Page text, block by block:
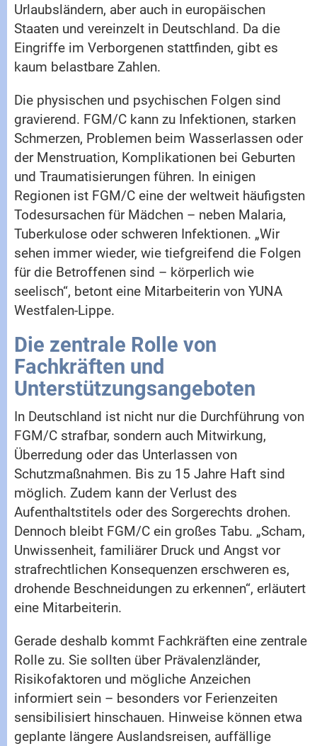
Urlaubsländern, aber auch in europäischen
Staaten und vereinzelt in Deutschland. Da die
Eingriffe im Verborgenen stattfinden, gibt es
kaum belastbare Zahlen.
Die physischen und psychischen Folgen sind
gravierend. FGM/C kann zu Infektionen, starken
Schmerzen, Problemen beim Wasserlassen oder
der Menstruation, Komplikationen bei Geburten
und Traumatisierungen führen. In einigen
Regionen ist FGM/C eine der weltweit häufigsten
Todesursachen für Mädchen – neben Malaria,
Tuberkulose oder schweren Infektionen. „Wir
sehen immer wieder, wie tiefgreifend die Folgen
für die Betroffenen sind – körperlich wie
seelisch“, betont eine Mitarbeiterin von YUNA
Westfalen-Lippe.
Die zentrale Rolle von
Fachkräften und
Unterstützungsangeboten
In Deutschland ist nicht nur die Durchführung von
FGM/C strafbar, sondern auch Mitwirkung,
Überredung oder das Unterlassen von
Schutzmaßnahmen. Bis zu 15 Jahre Haft sind
möglich. Zudem kann der Verlust des
Aufenthaltstitels oder des Sorgerechts drohen.
Dennoch bleibt FGM/C ein großes Tabu. „Scham,
Unwissenheit, familiärer Druck und Angst vor
strafrechtlichen Konsequenzen erschweren es,
drohende Beschneidungen zu erkennen“, erläutert
eine Mitarbeiterin.
Gerade deshalb kommt Fachkräften eine zentrale
Rolle zu. Sie sollten über Prävalenzländer,
Risikofaktoren und mögliche Anzeichen
informiert sein – besonders vor Ferienzeiten
sensibilisiert hinschauen. Hinweise können etwa
geplante längere Auslandsreisen, auffällige